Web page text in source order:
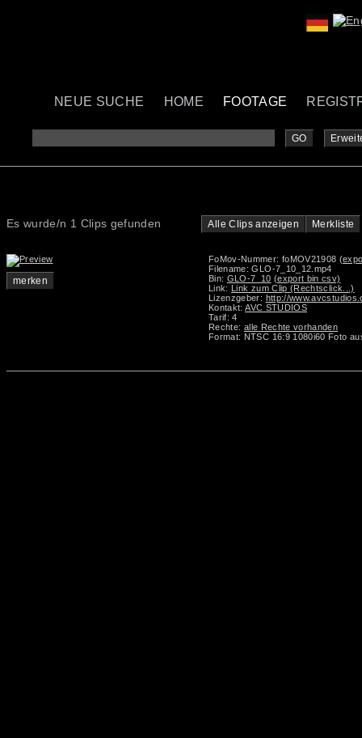
NEUE SUCHE HOME FOOTAGE
GO
Es wurde/n 1 Clips gefunden Alle Clips anzeigen Merkliste
merken
FoMov-Nummer: foMOV21908
Filename: GLO-7_10_12.mp4
Bin: GLO-7_10 (export bin csv)
Link: Link zum Clip (Rechtsclick...)
Lizenzgeber: http://
Kontakt:AVC STUDIOS
Tarif: 4
Rechte: alle Rechte vorhanden
Format: NTSC 16:9 1080i60 Foto